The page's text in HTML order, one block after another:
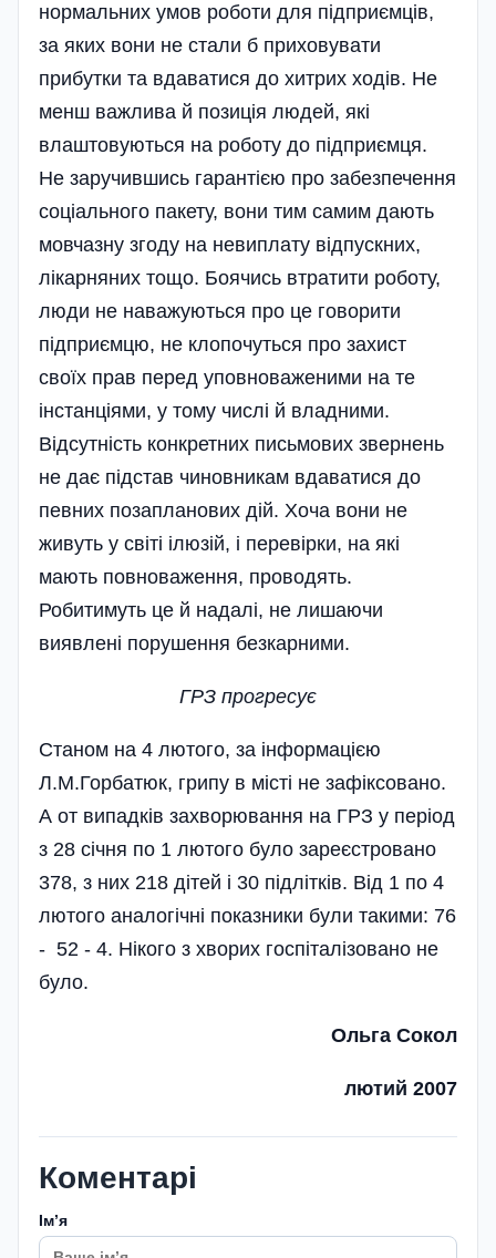
нормальних умов роботи для підприємців,
за яких вони не стали б приховувати
прибутки та вдаватися до хитрих ходів. Не
менш важлива й позиція людей, які
влаштовуються на роботу до підприємця.
Не заручившись гарантією про забезпечення
соціального пакету, вони тим самим дають
мовчазну згоду на невиплату відпускних,
лікарняних тощо. Боячись втратити роботу,
люди не наважуються про це говорити
підприємцю, не клопочуться про захист
своїх прав перед уповноваженими на те
інстанціями, у тому числі й владними.
Відсутність конкретних письмових звернень
не дає підстав чиновникам вдаватися до
певних позапланових дій. Хоча вони не
живуть у світі ілюзій, і перевірки, на які
мають повноваження, проводять.
Робитимуть це й надалі, не лишаючи
виявлені порушення безкарними.
ГРЗ прогресує
Станом на 4 лютого, за інформацією
Л.М.Горбатюк, грипу в місті не зафіксовано.
А от випадків захворювання на ГРЗ у період
з 28 січня по 1 лютого було зареєстровано
378, з них 218 дітей і 30 підлітків. Від 1 по 4
лютого аналогічні показники були такими: 76
- 52 - 4. Нікого з хворих госпіталізовано не
було.
Ольга Сокол
лютий 2007
Коментарі
Імʼя